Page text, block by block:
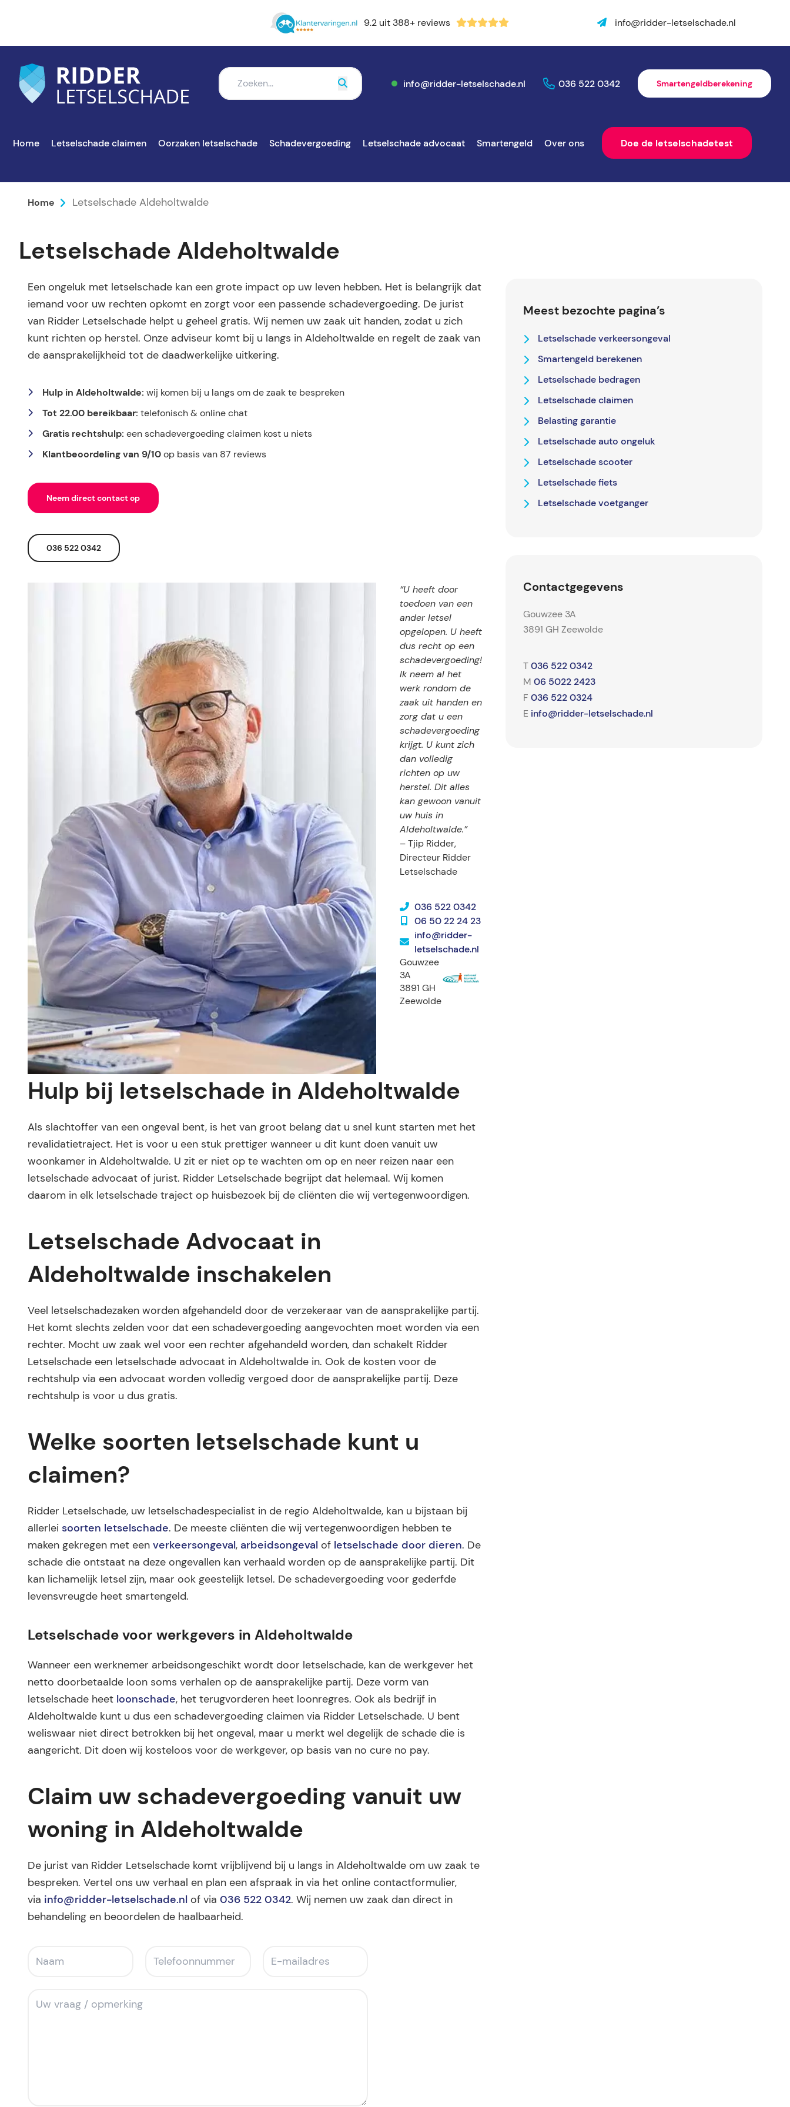
9.2 uit 388+ reviews info@ridder-letselschade.nl
info@ridder-letselschade.nl 036 522 0342 Smartengeldberekening
Home Letselschade claimen Oorzaken letselschade Schadevergoeding Letselschade advocaat Smartengeld Over ons Doe de letselschadetest
Home Letselschade Aldeholtwalde
Letselschade Aldeholtwalde
Een ongeluk met letselschade kan een grote impact op uw leven hebben. Het is belangrijk dat
iemand voor uw rechten opkomt en zorgt voor een passende schadevergoeding. De jurist
van Ridder Letselschade helpt u geheel gratis. Wij nemen uw zaak uit handen, zodat u zich
kunt richten op herstel. Onze adviseur komt bij u langs in Aldeholtwalde en regelt de zaak van
de aansprakelijkheid tot de daadwerkelijke uitkering.
Hulp in Aldeholtwalde: wij komen bij u langs om de zaak te bespreken
Tot 22.00 bereikbaar: telefonisch & online chat
Gratis rechtshulp: een schadevergoeding claimen kost u niets
Klantbeoordeling van 9/10op basis van 87 reviews
Neem direct contact op
036 522 0342
“U heeft door
toedoen van een
ander letsel
opgelopen. U heeft
dus recht op een
schadevergoeding!
Ik neem al het
werk rondom de
zaak uit handen en
zorg dat u een
schadevergoeding
krijgt. U kunt zich
dan volledig
richten op uw
herstel. Dit alles
kan gewoon vanuit
uw huis in
Aldeholtwalde.”
– Tjip Ridder,
Directeur Ridder
Letselschade
036 522 0342
06 50 22 24 23
info@ridder-
letselschade.nl
Gouwzee
3A
3891 GH
Zeewolde
Hulp bij letselschade in Aldeholtwalde
Als slachtoffer van een ongeval bent, is het van groot belang dat u snel kunt starten met het
revalidatietraject. Het is voor u een stuk prettiger wanneer u dit kunt doen vanuit uw
woonkamer in Aldeholtwalde. U zit er niet op te wachten om op en neer reizen naar een
letselschade advocaat of jurist. Ridder Letselschade begrijpt dat helemaal. Wij komen
daarom in elk letselschade traject op huisbezoek bij de cliënten die wij vertegenwoordigen.
Letselschade Advocaat in
Aldeholtwalde inschakelen
Veel letselschadezaken worden afgehandeld door de verzekeraar van de aansprakelijke partij.
Het komt slechts zelden voor dat een schadevergoeding aangevochten moet worden via een
rechter. Mocht uw zaak wel voor een rechter afgehandeld worden, dan schakelt Ridder
Letselschade een letselschade advocaat in Aldeholtwalde in. Ook de kosten voor de
rechtshulp via een advocaat worden volledig vergoed door de aansprakelijke partij. Deze
rechtshulp is voor u dus gratis.
Welke soorten letselschade kunt u
claimen?
Ridder Letselschade, uw letselschadespecialist in de regio Aldeholtwalde, kan u bijstaan bij
allerlei soorten letselschade. De meeste cliënten die wij vertegenwoordigen hebben te
maken gekregen met een verkeersongeval, arbeidsongevalof letselschade door dieren. De
schade die ontstaat na deze ongevallen kan verhaald worden op de aansprakelijke partij. Dit
kan lichamelijk letsel zijn, maar ook geestelijk letsel. De schadevergoeding voor gederfde
levensvreugde heet smartengeld.
Letselschade voor werkgevers in Aldeholtwalde
Wanneer een werknemer arbeidsongeschikt wordt door letselschade, kan de werkgever het
netto doorbetaalde loon soms verhalen op de aansprakelijke partij. Deze vorm van
letselschade heet loonschade, het terugvorderen heet loonregres. Ook als bedrijf in
Aldeholtwalde kunt u dus een schadevergoeding claimen via Ridder Letselschade. U bent
weliswaar niet direct betrokken bij het ongeval, maar u merkt wel degelijk de schade die is
aangericht. Dit doen wij kosteloos voor de werkgever, op basis van no cure no pay.
Claim uw schadevergoeding vanuit uw
woning in Aldeholtwalde
De jurist van Ridder Letselschade komt vrijblijvend bij u langs in Aldeholtwalde om uw zaak te
bespreken. Vertel ons uw verhaal en plan een afspraak in via het online contactformulier,
via info@ridder-letselschade.nlof via 036 522 0342. Wij nemen uw zaak dan direct in
behandeling en beoordelen de haalbaarheid.
Meest bezochte pagina’s
Letselschade verkeersongeval
Smartengeld berekenen
Letselschade bedragen
Letselschade claimen
Belasting garantie
Letselschade auto ongeluk
Letselschade scooter
Letselschade fiets
Letselschade voetganger
Contactgegevens
Gouwzee 3A
3891 GH Zeewolde
T 036 522 0342
M 06 5022 2423
F 036 522 0324
E info@ridder-letselschade.nl